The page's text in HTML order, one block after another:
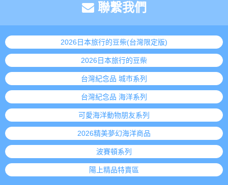
聯繫我們
2026日本旅行的豆柴(台灣限定版)
2026日本旅行的豆柴
台灣紀念品 城市系列
台灣紀念品 海洋系列
可愛海洋動物朋友系列
2026精美夢幻海洋商品
波賽頓系列
陽上精品特賣區